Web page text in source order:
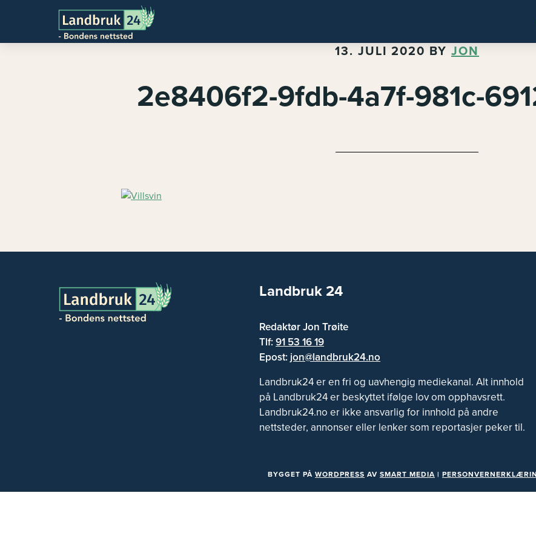
13. JULI 2020 BY JON
2e8406f2-9fdb-4a7f-981c-
Landbruk 24
Redaktør Jon Trøite
Tlf:91 53 16 19
Epost: jon@landbruk24.no
Landbruk24 er en fri og uavhengig mediekanal. Alt innhold
på Landbruk24 er beskyttet ifølge lov om opphavsrett.
Landbruk24.no er ikke ansvarlig for innhold på andre
nettsteder, annonser eller lenker som reportasjer peker til.
BYGGET PÅ WORDPRESS AV SMART MEDIA |